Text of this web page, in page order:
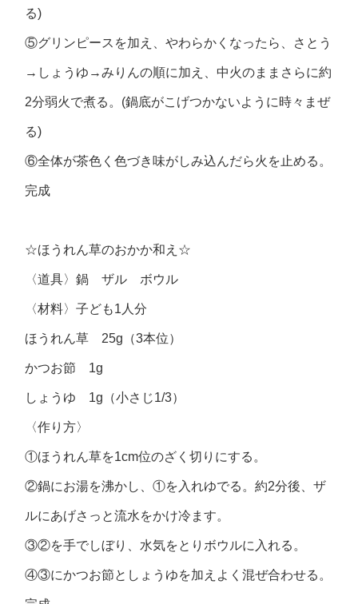
る)
⑤グリンピースを加え、やわらかくなったら、さとう
→しょうゆ→みりんの順に加え、中火のままさらに約
2分弱火で煮る。(鍋底がこげつかないように時々まぜ
る)
⑥全体が茶色く色づき味がしみ込んだら火を止める。
完成
☆ほうれん草のおかか和え☆
〈道具〉鍋 ザル ボウル
〈材料〉子ども1人分
ほうれん草 25g（3本位）
かつお節 1g
しょうゆ 1g（小さじ1/3）
〈作り方〉
①ほうれん草を1cm位のざく切りにする。
②鍋にお湯を沸かし、①を入れゆでる。約2分後、ザ
ルにあげさっと流水をかけ冷ます。
③②を手でしぼり、水気をとりボウルに入れる。
④③にかつお節としょうゆを加えよく混ぜ合わせる。